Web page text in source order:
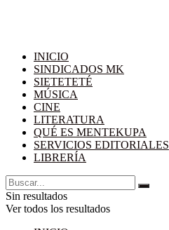
INICIO
SINDICADOS MK
SIETETETÉ
MÚSICA
CINE
LITERATURA
QUÉ ES MENTEKUPA
SERVICIOS EDITORIALES
LIBRERÍA
Sin resultados
Ver todos los resultados